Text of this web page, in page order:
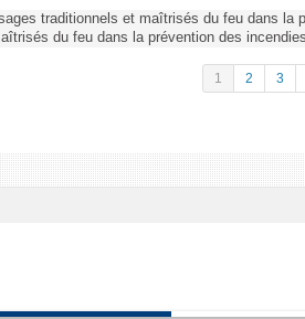
traditionnels et maîtrisés du feu dans la
du feu dans la prévention des
1 2 3